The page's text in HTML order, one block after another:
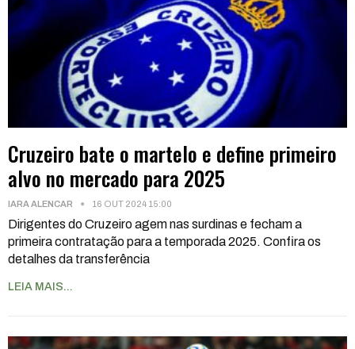
Cruzeiro bate o martelo e define primeiro
alvo no mercado para 2025
IARA ALENCAR 16 OUT 2024 15:00
Dirigentes do Cruzeiro agem nas surdinas e fecham a
primeira contratação para a temporada 2025. Confira os
detalhes da transferência
LEIA MAIS...